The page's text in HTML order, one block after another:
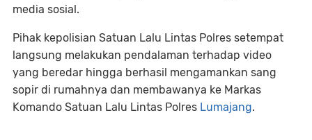
media sosial.
Pihak kepolisian Satuan Lalu Lintas Polres setempat
langsung melakukan pendalaman terhadap video
yang beredar hingga berhasil mengamankan sang
sopir di rumahnya dan membawanya ke Markas
Komando Satuan Lalu Lintas Polres Lumajang.